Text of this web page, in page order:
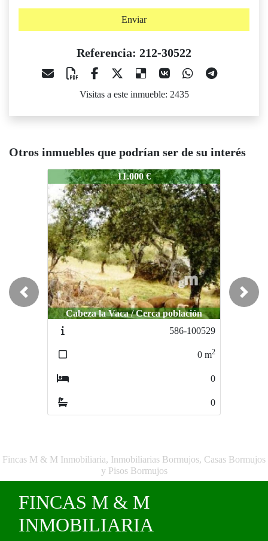
Enviar
Referencia: 212-30522
Visitas a este inmueble: 2435
Otros inmuebles que podrían ser de su interés
212-30522
11.000 €
Cabeza la Vaca / Cerca población
586-100529
212-30522 11.000 €
Cabeza la Vaca / Sierra Tentudia
Previous Next
Fincas M & M Inmobiliaria, Inmobiliarias Bormujos, Casas Bormujos
y Pisos Bormujos
FINCAS M & M
INMOBILIARIA